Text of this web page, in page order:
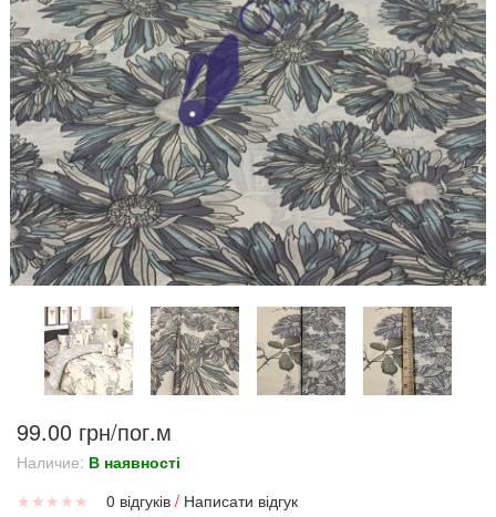
99.00 грн/пог.м
Наличие: В наявності
★ ★ ★ ★ ★ 0 відгуків / Написати відгук